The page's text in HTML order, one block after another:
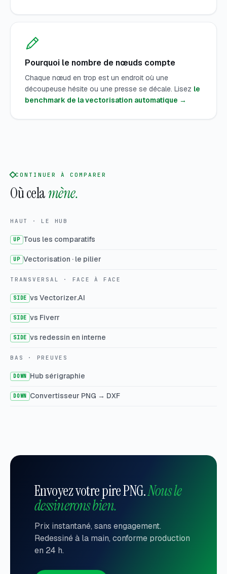
Pourquoi le nombre de nœuds compte
Chaque nœud en trop est un endroit où une
découpeuse hésite ou une presse se décale. Lisez le
benchmark de la vectorisation automatique →
CONTINUER À COMPARER
Où celamène.
HAUT · LE HUB
UP Tous les comparatifs
UP Vectorisation · le pilier
TRANSVERSAL · FACE À FACE
SIDE vs Vectorizer.AI
SIDE vs Fiverr
SIDE vs redessin en interne
BAS · PREUVES
DOWN Hub sérigraphie
DOWN Convertisseur PNG → DXF
Envoyez votre pire PNG.Nous le
dessinerons bien.
Prix instantané, sans engagement.
Redessiné à la main, conforme production
en 24 h.